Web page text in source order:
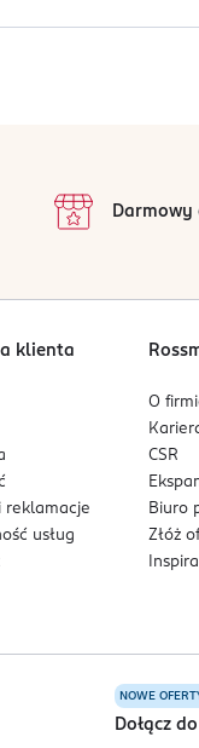
2
1
Darmowy
klienta
reklamacje
usług
O
CSR
Biuro
Złóż
NOWE
Dołącz